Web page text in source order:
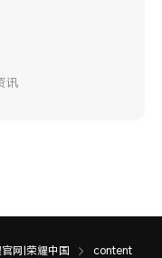
讯
网|荣耀中国 content